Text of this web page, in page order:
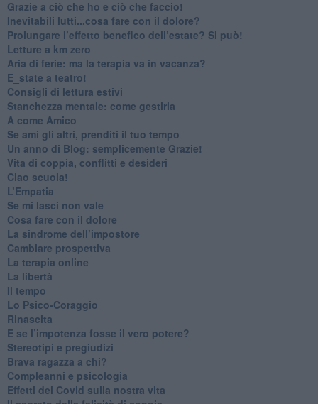
​Grazie a ciò che ho e ciò che faccio!
​Inevitabili lutti...cosa fare con il dolore?
Prolungare l’effetto benefico dell’estate? Si può!
​Letture a km zero
​Aria di ferie: ma la terapia va in vacanza?
​E_state a teatro!
​Consigli di lettura estivi
​Stanchezza mentale: come gestirla
​A come Amico
​Se ami gli altri, prenditi il tuo tempo
​Un anno di Blog: semplicemente Grazie!
​Vita di coppia, conflitti e desideri
​Ciao scuola!
​L’Empatia
​Se mi lasci non vale
Cosa fare con il dolore
​La sindrome dell’impostore
​Cambiare prospettiva
La terapia online
La libertà
​Il tempo
​Lo Psico-Coraggio
Rinascita
​E se l’impotenza fosse il vero potere?
Stereotipi e pregiudizi
​Brava ragazza a chi?
​Compleanni e psicologia
Effetti del Covid sulla nostra vita